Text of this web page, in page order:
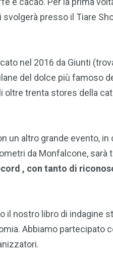
svolgerà presso il Tiare
nel 2016 da Giunti
del dolce più famoso
oltre trenta stores della
un altro grande evento,
da Monfalcone,
, con tanto di
nostro libro di indagine
Abbiamo partecipato